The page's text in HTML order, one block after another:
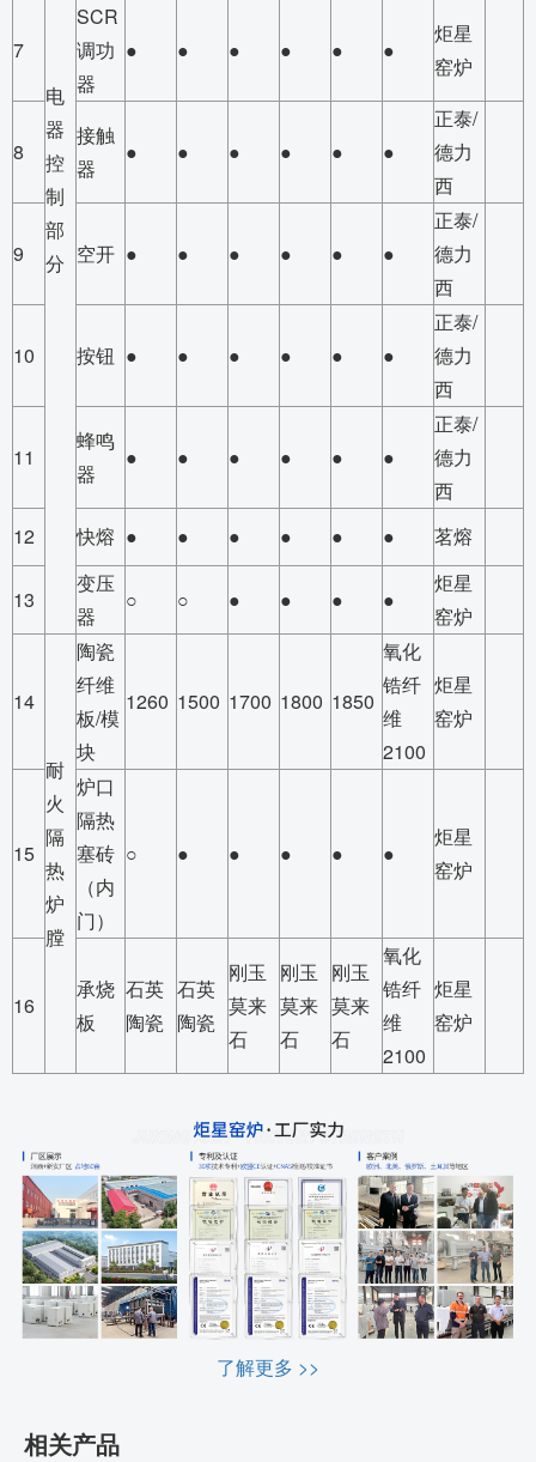
电
器
控
制
部
分
7
SCR
调功
器
● ● ● ● ● ●
炬星
窑炉
8
接触
器
● ● ● ● ● ●
正泰/
德力
西
9 空开 ● ● ● ● ● ●
正泰/
德力
西
10 按钮 ● ● ● ● ● ●
正泰/
德力
西
11
蜂鸣
器
● ● ● ● ● ●
正泰/
德力
西
12
快熔 ● ● ● ● ● ● 茗熔
13
变压
器
○ ○ ● ● ● ●
炬星
窑炉
14
耐
火
隔
热
炉
膛
陶瓷
纤维
板/模
块
1260 1500 1700 1800 1850
氧化
锆纤
维
2100
炬星
窑炉
15
炉口
隔热
塞砖
（内
门）
○ ● ● ● ● ●
炬星
窑炉
16
承烧
板
石英
陶瓷
石英
陶瓷
刚玉
莫来
石
刚玉
莫来
石
刚玉
莫来
石
氧化
锆纤
维
2100
炬星
窑炉
了解更多 >>
相关产品